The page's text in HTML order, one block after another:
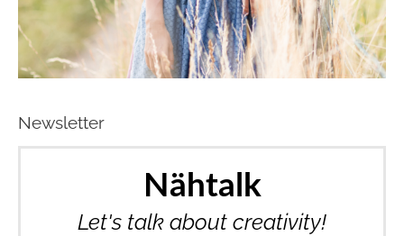
Newsletter
Nähtalk
Let's talk about creativity!